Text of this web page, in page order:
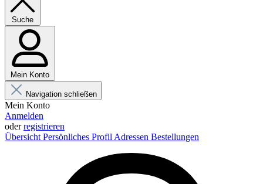
Suche
Mein Konto
Navigation schließen
Mein Konto
Anmelden
oderregistrieren
Übersicht Persönliches Profil Adressen Bestellungen